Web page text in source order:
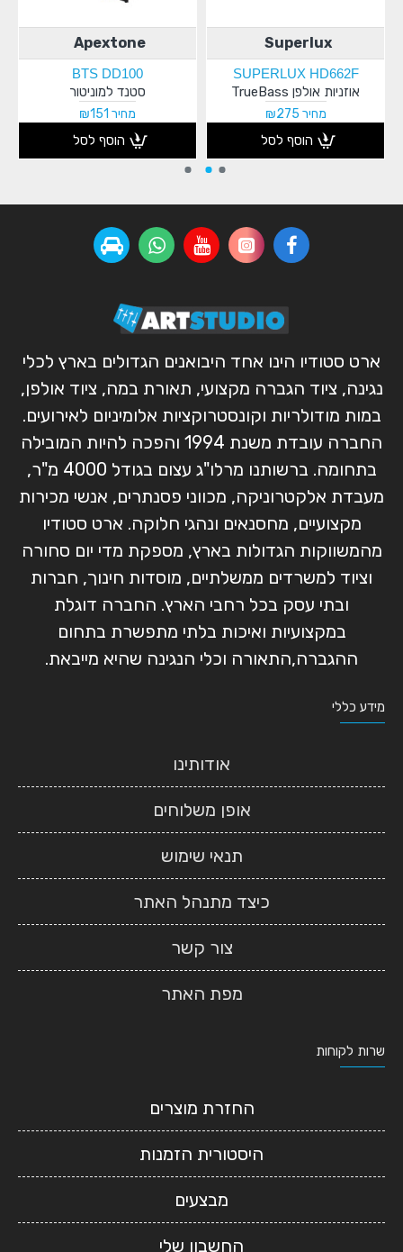
Superlux
SUPERLUX HD662F
אוזניות אולפן TrueBass
מחיר ₪275
הוסף לסל
Apextone
BTS DD100
סטנד למוניטור
מחיר ₪151
הוסף לסל
ארט סטודיו הינו אחד היבואנים הגדולים בארץ לכלי
נגינה, ציוד הגברה מקצועי, תאורת במה, ציוד אולפן,
במות מודולריות וקונסטרוקציות אלומיניום לאירועים.
החברה עובדת משנת 1994 והפכה להיות המובילה
בתחומה. ברשותנו מרלו"ג עצום בגודל 4000 מ"ר,
מעבדת אלקטרוניקה, מכווני פסנתרים, אנשי מכירות
מקצועיים, מחסנאים ונהגי חלוקה. ארט סטודיו
מהמשווקות הגדולות בארץ, מספקת מדי יום סחורה
וציוד למשרדים ממשלתיים, מוסדות חינוך, חברות
ובתי עסק בכל רחבי הארץ. החברה דוגלת
במקצועיות ואיכות בלתי מתפשרת בתחום
ההגברה,התאורה וכלי הנגינה שהיא מייבאת.
מידע כללי
אודותינו
אופן משלוחים
תנאי שימוש
כיצד מתנהל האתר
צור קשר
מפת האתר
שרות לקוחות
החזרת מוצרים
היסטורית הזמנות
מבצעים
החשבון שלי